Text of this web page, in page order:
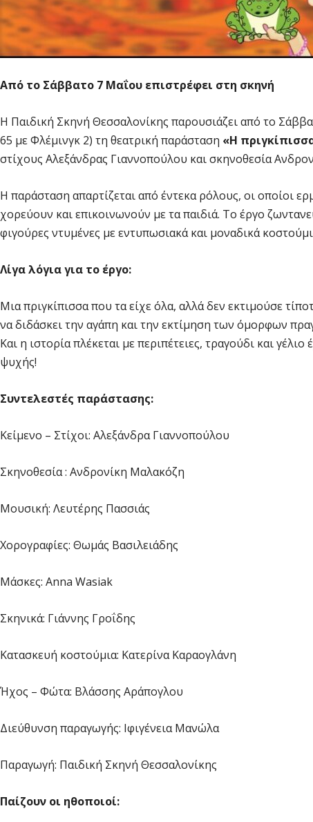
Από το Σάββατο 7 Μαΐου επιστρέφει στη σκηνή
Η Παιδική Σκηνή Θεσσαλονίκης παρουσιάζει από το
65 με Φλέμινγκ 2) τη θεατρική παράσταση «Η
στίχους Αλεξάνδρας Γιαννοπούλου και σκηνοθεσία
Η παράσταση απαρτίζεται από έντεκα ρόλους, οι οποίοι
χορεύουν και επικοινωνούν με τα παιδιά. Το έργο
φιγούρες ντυμένες με εντυπωσιακά και μοναδικά
Λίγα λόγια για το έργο:
Μια πριγκίπισσα που τα είχε όλα, αλλά δεν εκτιμούσε
να διδάσκει την αγάπη και την εκτίμηση των όμορφων
Και η ιστορία πλέκεται με περιπέτειες, τραγούδι και
ψυχής!
Συντελεστές παράστασης:
Κείμενο – Στίχοι: Αλεξάνδρα Γιαννοπούλου
Σκηνοθεσία : Ανδρονίκη Μαλακόζη
Μουσική: Λευτέρης Πασσιάς
Χορογραφίες: Θωμάς Βασιλειάδης
Μάσκες: Anna Wasiak
Σκηνικά: Γιάννης Γροΐδης
Κατασκευή κοστούμια: Κατερίνα Καραογλάνη
Ήχος – Φώτα: Βλάσσης Αράπογλου
Διεύθυνση παραγωγής: Ιφιγένεια Μανώλα
Παραγωγή: Παιδική Σκηνή Θεσσαλονίκης
Παίζουν οι ηθοποιοί: